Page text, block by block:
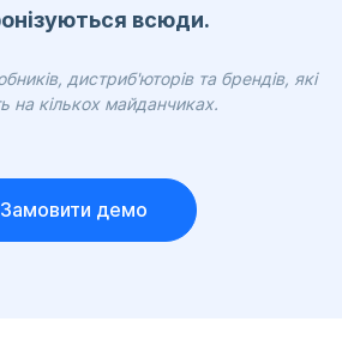
всюди.
дистриб'юторів та брендів, які
на кількох майданчиках.
Замовити демо